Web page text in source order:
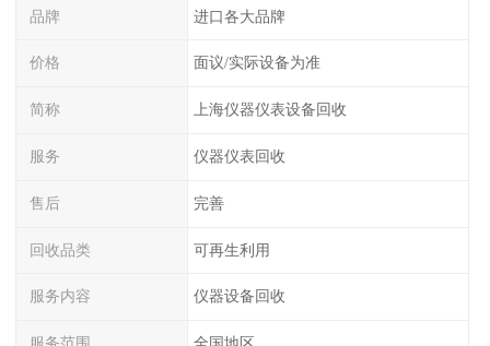
品牌 进口各大品牌
价格 面议/实际设备为准
简称 上海仪器仪表设备回收
服务 仪器仪表回收
售后 完善
回收品类 可再生利用
服务内容 仪器设备回收